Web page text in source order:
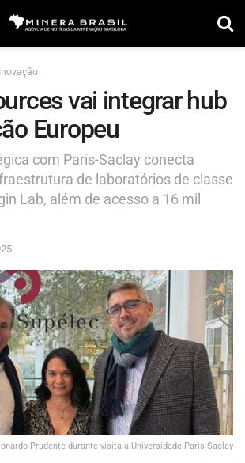
vai integrar hub
Europeu
com Paris-Saclay conecta
de laboratórios de classe
Lab, além de acesso a 16 mil
Prudente durante visita a Universidade Paris-Saclay